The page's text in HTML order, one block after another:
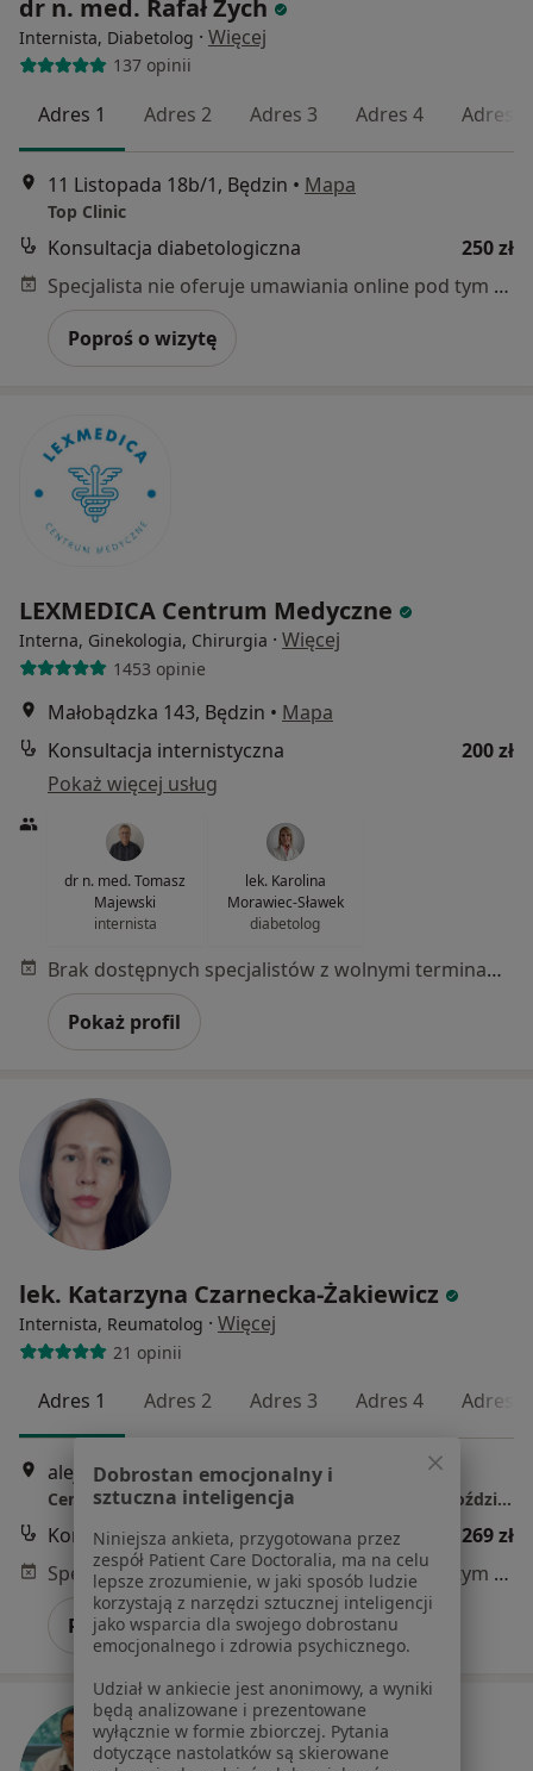
dr n. med. Rafał Zych
Internista, Diabetolog · Więcej
137 opinii
Adres 1 Adres 2 Adres 3 Adres 4 Adres 5
11 Listopada 18b/1, Będzin • Mapa
Top Clinic
Konsultacja diabetologiczna
250 zł
Specjalista nie oferuje umawiania online pod tym adresem.
Poproś o wizytę
LEXMEDICA Centrum Medyczne
Interna, Ginekologia, Chirurgia · Więcej
1453 opinie
Małobądzka 143, Będzin • Mapa
Konsultacja internistyczna
200 zł
Pokaż więcej usług
dr n. med. Tomasz
Majewski
internista
lek. Karolina
Morawiec-Sławek
diabetolog
Brak dostępnych specjalistów z wolnymi terminami w tym centrum medycznym.
Pokaż profil
lek. Katarzyna Czarnecka-Żakiewicz
Internista, Reumatolog · Więcej
21 opinii
Adres 1 Adres 2 Adres 3 Adres 4 Adres 5
aleja Roździeńskiego 1a, Katowice
Centrum Medyczne GRUPA LUX MED Katowice - Roździeńskiego 1A
Konsultacja internistyczna
od 269 zł
Specjalista nie oferuje umawiania online pod tym adresem.
Poproś o wizytę
Dobrostan emocjonalny i
sztuczna inteligencja
Niniejsza ankieta, przygotowana przez
zespół Patient Care Doctoralia, ma na celu
lepsze zrozumienie, w jaki sposób ludzie
korzystają z narzędzi sztucznej inteligencji
jako wsparcia dla swojego dobrostanu
emocjonalnego i zdrowia psychicznego.
Udział w ankiecie jest anonimowy, a wyniki
będą analizowane i prezentowane
wyłącznie w formie zbiorczej. Pytania
dotyczące nastolatków są skierowane